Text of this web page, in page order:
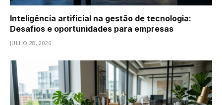
Inteligência artificial na gestão de tecnologia:
Desafios e oportunidades para empresas
JULHO 28, 2026